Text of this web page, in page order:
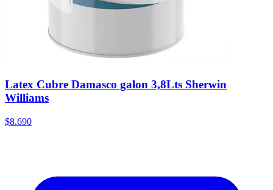
Latex Cubre Damasco galon 3,8Lts Sherwin
Williams
$8.690